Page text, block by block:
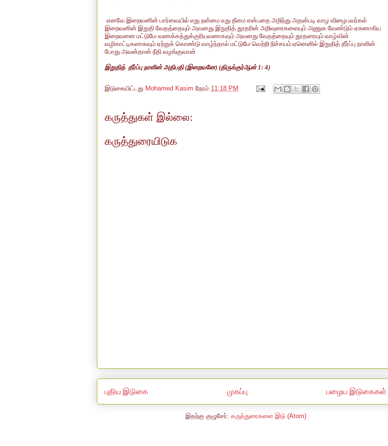
எனவே இறைவனின் பார்வையில் எது நன்மை எது தீமை என்பதை அறிந்து அதன்படி வாழ விழைபவர்கள்
இறைவனின் இறுதி வேதத்தையும் அவனது இறுதித் தூதரின் அறிவுரைகளையும் அணுக வேண்டும் ஏகனாகிய
இறைவனை மட்டுமே வணக்கத்துக்குரியவனாகவும் அவனது வேதத்தையும் தூதரையும் வாழ்வின்
வழிகாட்டிகளாகவும் ஏற்றுக் கொண்டு வாழ்ந்தால் மட்டுமே வெற்றி நிச்சயம்.ஏனெனில் இறுதித் தீர்ப்பு நாளின்
போது அவன்தான் நீதி வழங்குவான்
இறுதித் தீர்ப்பு நாளின் அதிபதி (இறைவனே) (திருக்குர்ஆன்1: 4)
இடுகையிட்டது Mohamed Kasim நேரம் 11:18 PM
கருத்துகள் இல்லை:
கருத்துரையிடுக
புதிய இடுகை பழைய இடுகைகள்
முகப்பு
இதற்கு குழுசேர்: கருத்துரைகளை இடு (Atom)